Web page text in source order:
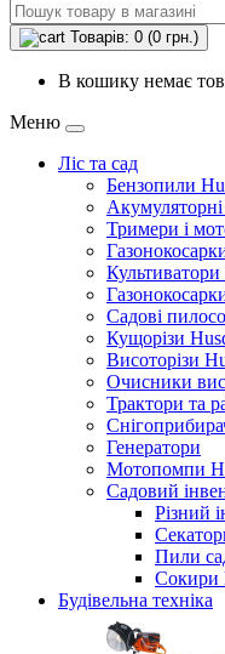
Товарів: 0 (0 грн.)
В кошику немає
Меню
Ліс та сад
Бензопили
Тримери і
Садові
Кущорізи
Висоторізи
Очисники
Трактори та
Генератори
Мотопомпи
Садовий
Різний
Пили
Сокири
Будівельна техніка